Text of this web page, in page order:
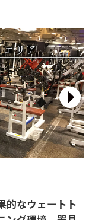
的なウェートト